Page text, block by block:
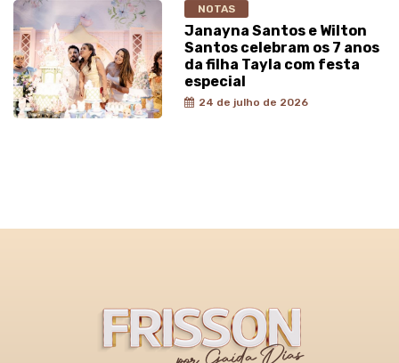
NOTAS
Janayna Santos e Wilton
Santos celebram os 7 anos
da filha Tayla com festa
especial
24 de julho de 2026